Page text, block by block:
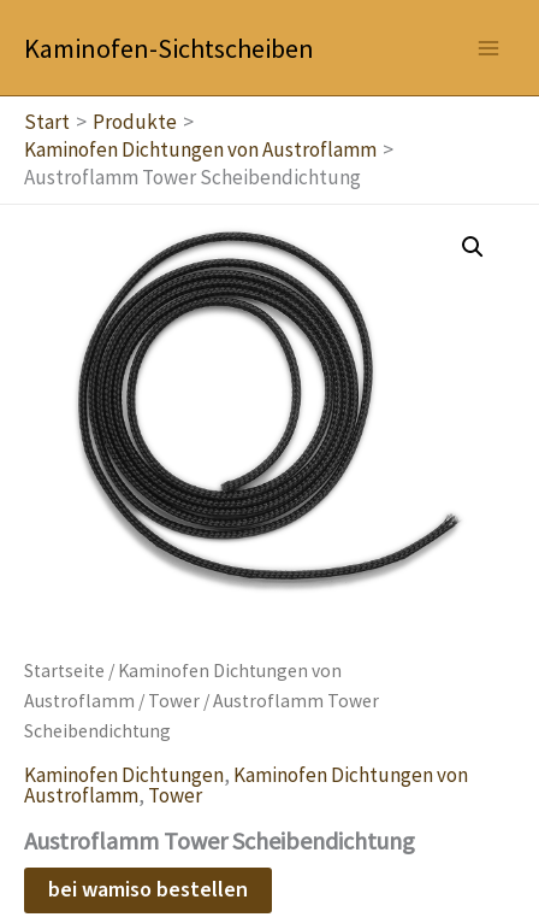
InhaltKaminofen-Sichtscheiben
Start
Produkte
Kaminofen Dichtungen von Austroflamm
Austroflamm Tower Scheibendichtung
Startseite / Kaminofen Dichtungen von
Austroflamm / Tower / Austroflamm Tower
Scheibendichtung
Kaminofen Dichtungen, Kaminofen Dichtungen von
Austroflamm, Tower
Austroflamm Tower Scheibendichtung
bei wamiso bestellen